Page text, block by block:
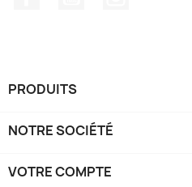
PRODUITS
NOTRE SOCIÉTÉ
VOTRE COMPTE